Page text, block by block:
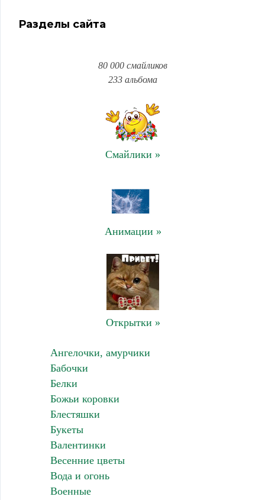
Разделы сайта
80 000 смайликов
233 альбома
Смайлики »
Анимации »
Открытки »
Ангелочки, амурчики
Бабочки
Белки
Божьи коровки
Блестяшки
Букеты
Валентинки
Весенние цветы
Вода и огонь
Военные